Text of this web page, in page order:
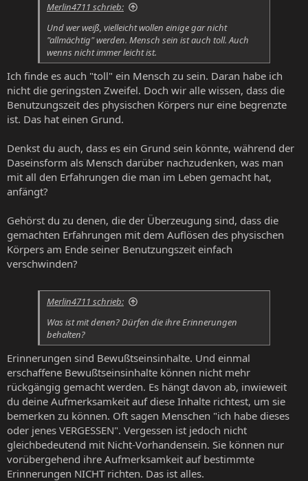
Merlin4711 schrieb:
Und wer weiß, vielleicht wollen einige gar nicht
"allmächtig" werden. Mensch sein ist auch toll. Auch
wenns nicht immer leicht ist.
Ich finde es auch "toll" ein Mensch zu sein. Daran habe ich
nicht die geringsten Zweifel. Doch wir alle wissen, dass die
Benutzungszeit des physischen Körpers nur eine begrenzte
ist. Das hat einen Grund.
Denkst du auch, dass es ein Grund sein könnte, während der
Daseinsform als Mensch darüber nachzudenken, was man
mit all den Erfahrungen die man im Leben gemacht hat,
anfängt?
Gehörst du zu denen, die der Überzeugung sind, dass die
gemachten Erfahrungen mit dem Auflösen des physischen
Körpers am Ende seiner Benutzungszeit einfach
verschwinden?
Merlin4711 schrieb:
Was ist mit denen? Dürfen die ihre Erinnerungen
behalten?
Erinnerungen sind Bewußtseinsinhalte. Und einmal
erschaffene Bewußtseinsinhalte können nicht mehr
rückgängig gemacht werden. Es hängt davon ab, inwieweit
du deine Aufmerksamkeit auf diese Inhalte richtest, um sie
bemerken zu können. Oft sagen Menschen "ich habe dieses
oder jenes VERGESSEN". Vergessen ist jedoch nicht
gleichbedeutend mit Nicht-Vorhandensein. Sie können nur
vorübergehend ihre Aufmerksamkeit auf bestimmte
Erinnerungen NICHT richten. Das ist alles.